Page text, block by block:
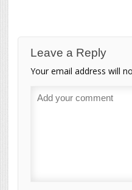
Leave a Reply
Your email address will